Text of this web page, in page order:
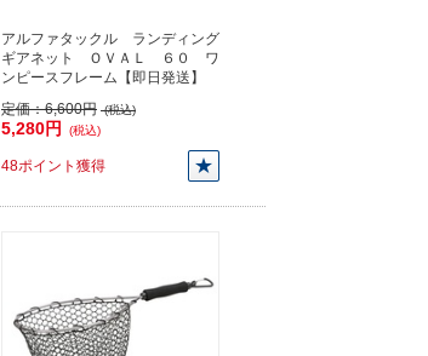
アルファタックル ランディング
ギアネット ＯＶＡＬ ６０ ワ
ンピースフレーム【即日発送】
定価：6,600円 (税込)
5,280円 (税込)
48ポイント獲得